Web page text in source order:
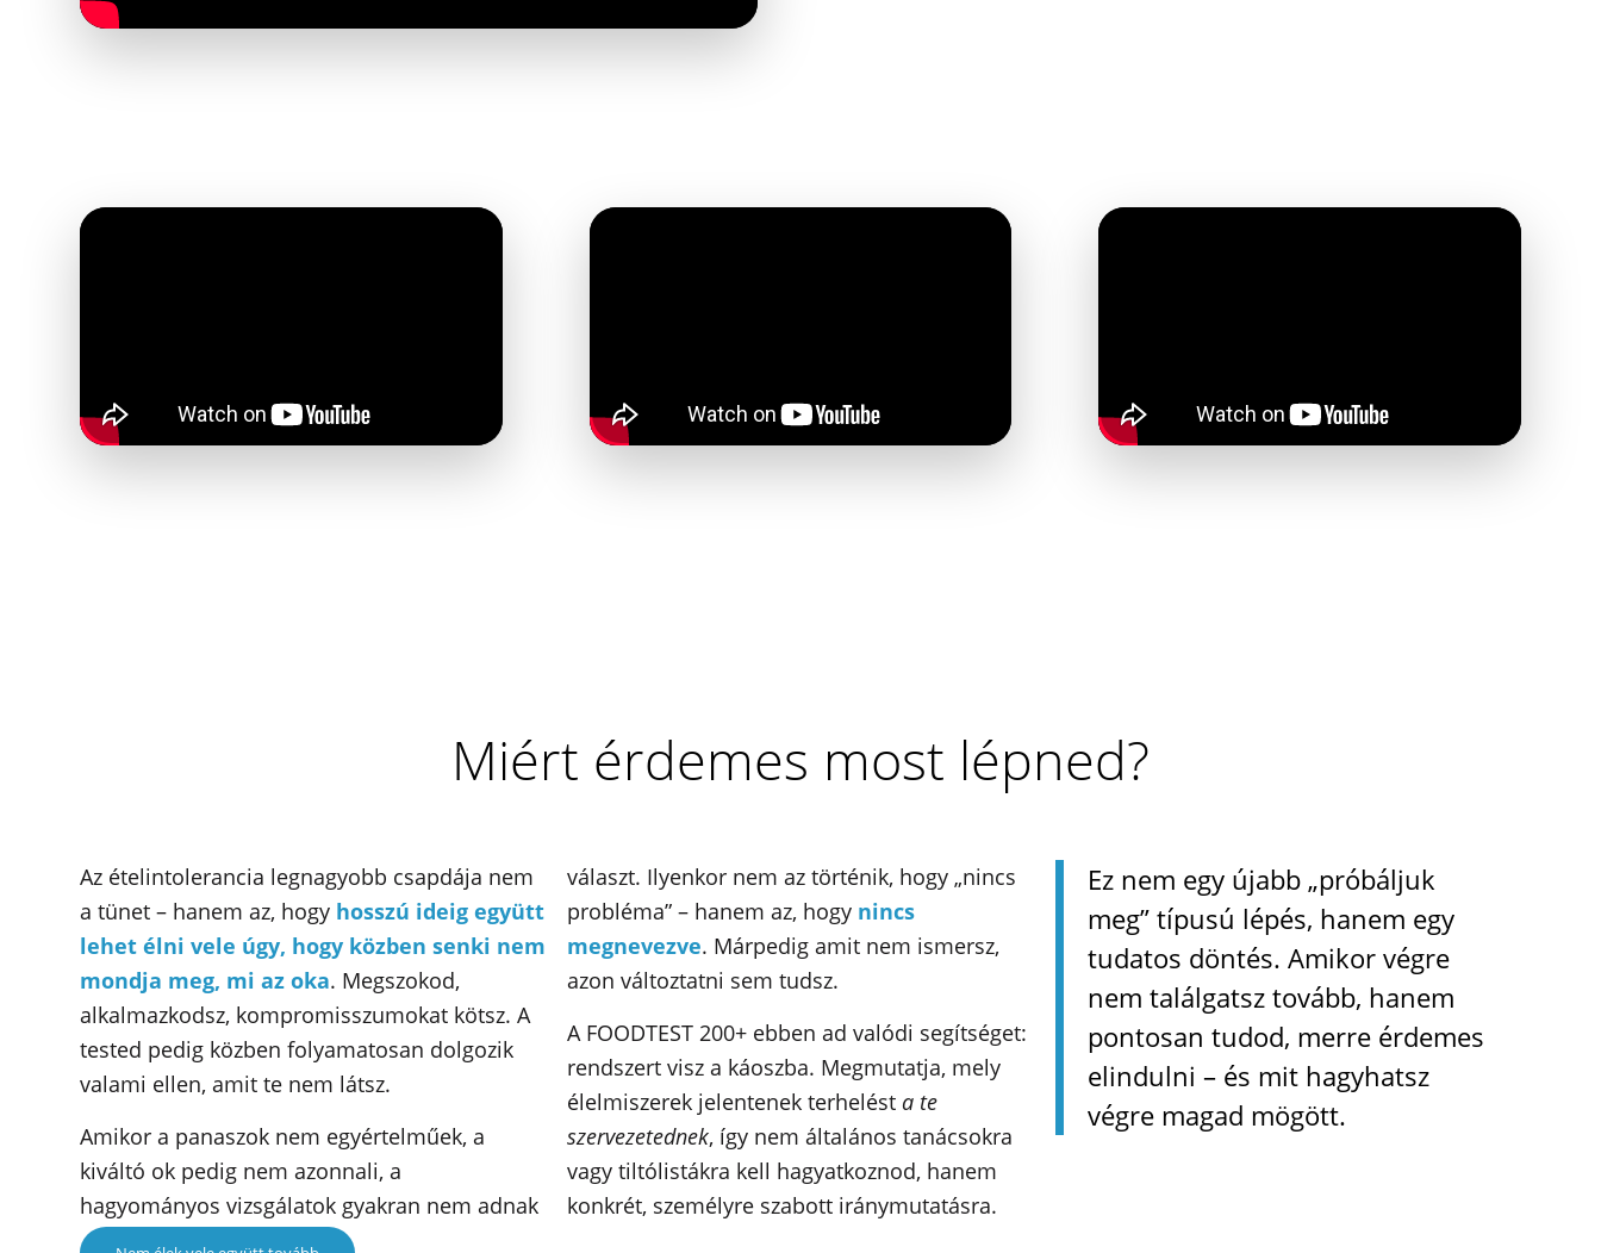
Miért érdemes most lépned?
Az ételintolerancia legnagyobb csapdája nem
a tünet – hanem az, hogy hosszú ideig együtt
lehet élni vele úgy, hogy közben senki nem
mondja meg, mi az oka. Megszokod,
alkalmazkodsz, kompromisszumokat kötsz. A
tested pedig közben folyamatosan dolgozik
valami ellen, amit te nem látsz.
Amikor a panaszok nem egyértelműek, a
kiváltó ok pedig nem azonnali, a
hagyományos vizsgálatok gyakran nem adnak
választ. Ilyenkor nem az történik, hogy „nincs
probléma” – hanem az, hogy nincs
megnevezve. Márpedig amit nem ismersz,
azon változtatni sem tudsz.
A FOODTEST 200+ ebben ad valódi segítséget:
rendszert visz a káoszba. Megmutatja, mely
élelmiszerek jelentenek terhelésta te
szervezetednek, így nem általános tanácsokra
vagy tiltólistákra kell hagyatkoznod, hanem
konkrét, személyre szabott iránymutatásra.
Ez nem egy újabb „próbáljuk
meg” típusú lépés, hanem egy
tudatos döntés. Amikor végre
nem találgatsz tovább, hanem
pontosan tudod, merre érdemes
elindulni – és mit hagyhatsz
végre magad mögött.